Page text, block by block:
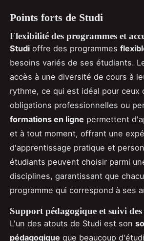
Points forts de Studi
Flexibilité des programmes et
Studi offre des programmes
besoins variés de ses étudiants.
accès à une diversité de cours à
rythme, ce qui est idéal pour ceux
obligations professionnelles ou
formations en ligne permettent
et à tout moment, offrant une
d'apprentissage pratique et
étudiants peuvent choisir parmi
disciplines, garantissant que
programme qui correspond à ses
Support pédagogique et suivi
L'un des atouts de Studi est son
pédagogique que beaucoup